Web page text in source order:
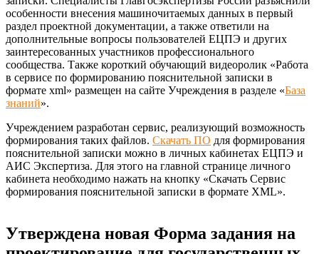
особенности внесения машиночитаемых данных в первый
раздел проектной документации, а также ответили на
дополнительные вопросы пользователей ЕЦПЭ и других
заинтересованных участников профессионального
сообщества. Также короткий обучающий видеоролик «Работа
в сервисе по формированию пояснительной записки в
формате xml» размещен на сайте Учреждения в разделе «База
знаний».
Учреждением разработан сервис, реализующий возможность
формирования таких файлов. Скачать ПО для формирования
пояснительной записки можно в личных кабинетах ЕЦПЭ и
АИС Экспертиза. Для этого на главной странице личного
кабинета необходимо нажать на кнопку «Скачать Сервис
формирования пояснительной записки в формате XML».
Утверждена новая Форма задания на